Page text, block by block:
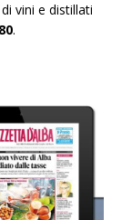
vini e distillati
.